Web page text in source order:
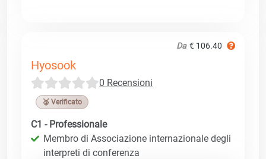
Da € 106.40
Hyosook
0 Recensioni
🥉 Verificato
C1 - Professionale
Membro di Associazione internazionale degli
interpreti di conferenza